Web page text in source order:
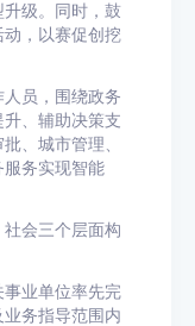
级。同时，鼓
，以赛促创挖
员，围绕政务
、辅助决策支
、城市管理、
务实现智能
会三个层面构
业单位率先完
务指导范围内